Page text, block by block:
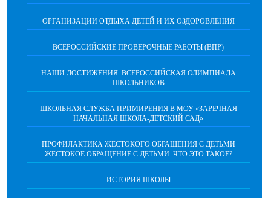
ОРГАНИЗАЦИИ ОТДЫХА ДЕТЕЙ И ИХ ОЗДОРОВЛЕНИЯ
ВСЕРОССИЙСКИЕ ПРОВЕРОЧНЫЕ РАБОТЫ (ВПР)
НАШИ ДОСТИЖЕНИЯ. ВСЕРОССИЙСКАЯ ОЛИМПИАДА
ШКОЛЬНИКОВ
ШКОЛЬНАЯ СЛУЖБА ПРИМИРЕНИЯ В МОУ «ЗАРЕЧНАЯ
НАЧАЛЬНАЯ ШКОЛА-ДЕТСКИЙ САД»
ПРОФИЛАКТИКА ЖЕСТОКОГО ОБРАЩЕНИЯ С ДЕТЬМИ
ЖЕСТОКОЕ ОБРАЩЕНИЕ С ДЕТЬМИ: ЧТО ЭТО ТАКОЕ?
ИСТОРИЯ ШКОЛЫ